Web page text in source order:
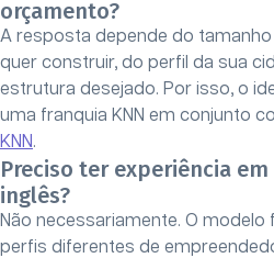
orçamento?
A resposta depende do
quer construir, do perfil da sua
estrutura desejado. Por isso, o
uma franquia KNN em conjunto
KNN.
Preciso ter experiência
inglês?
Não necessariamente. O
perfis diferentes de